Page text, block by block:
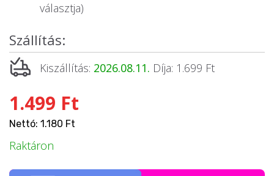
választja)
Szállítás:
Kiszállítás: 2026.08.11. Díja: 1.699 Ft
1.499 Ft
Nettó: 1.180 Ft
Raktáron